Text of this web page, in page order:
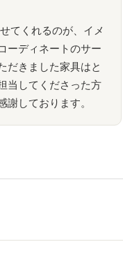
てくれるのが、イメ
ーディネートのサー
だきました家具はと
当してくださった方
謝しております。